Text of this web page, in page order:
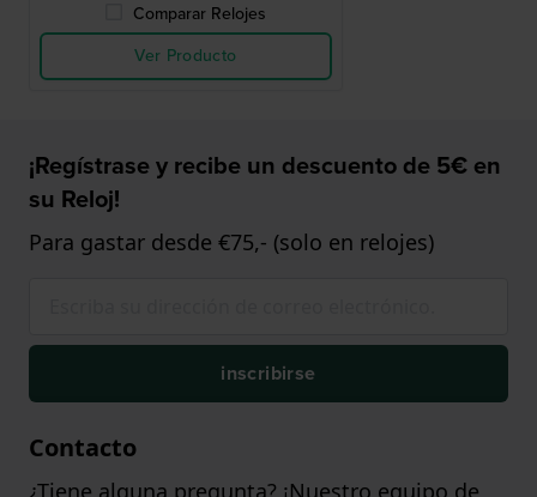
Comparar Relojes
Ver Producto
¡Regístrase y recibe un descuento de 5€ en
su Reloj!
Para gastar desde €75,- (solo en relojes)
inscribirse
Contacto